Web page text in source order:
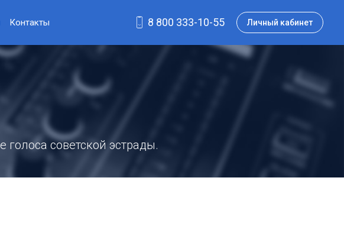
Контакты 8 800 333-10-55 Личный кабинет
советской эстрады.